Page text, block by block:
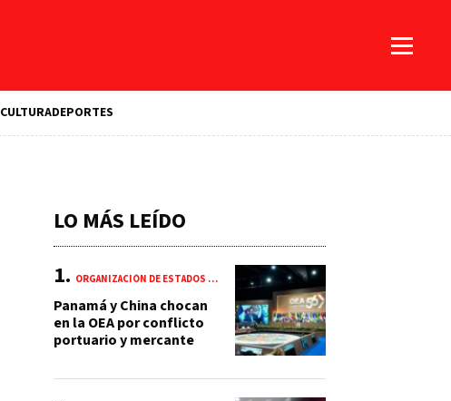
CULTURADEPORTES
LO MÁS LEÍDO
ORGANIZACIÓN DE ESTADOS AMERICANOS (OEA)
Panamá y China chocan
en la OEA por conflicto
portuario y mercante